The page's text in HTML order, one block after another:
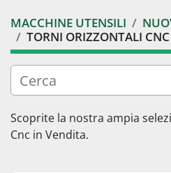
Categoria
Produttore
Modello
MACCHINE UTENSILI
TORNI ORIZZONTALI CNC
Ordina
Scoprite la nostra ampia
Cnc in Vendita.